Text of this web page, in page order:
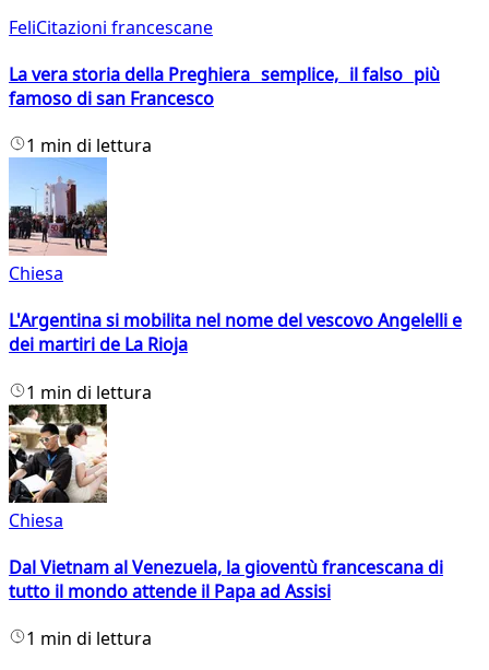
FeliCitazioni francescane
La vera storia della Preghiera semplice, il falso più
famoso di san Francesco
1 min di lettura
Chiesa
L'Argentina si mobilita nel nome del vescovo Angelelli e
dei martiri de La Rioja
1 min di lettura
Chiesa
Dal Vietnam al Venezuela, la gioventù francescana di
tutto il mondo attende il Papa ad Assisi
1 min di lettura